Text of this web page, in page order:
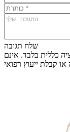
שלח תגובה
כללית בלבד. אינם